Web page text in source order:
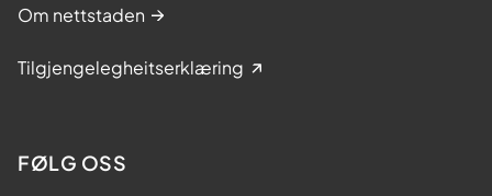
Om nettstaden
Tilgjengelegheitserklæring
FØLG OSS